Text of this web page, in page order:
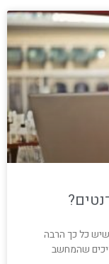
כל כך הרבה
שהמחשב